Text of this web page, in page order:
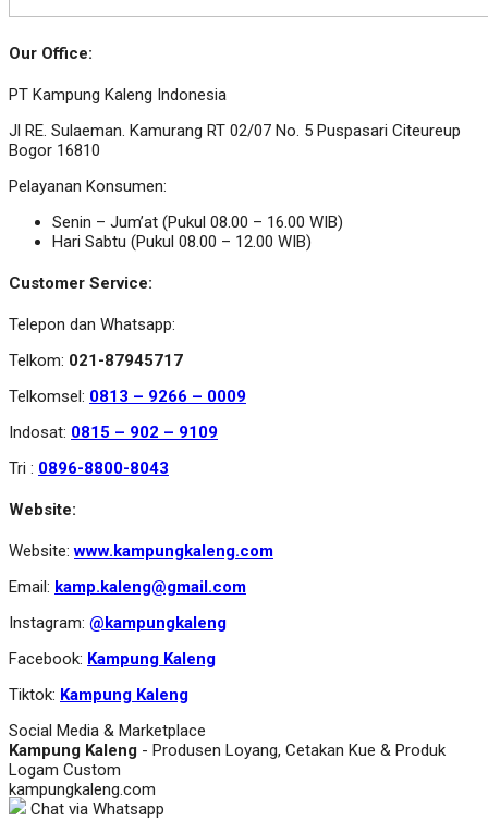
Our Office:
PT Kampung Kaleng Indonesia
Jl RE. Sulaeman. Kamurang RT 02/07 No. 5 Puspasari Citeureup
Bogor 16810
Pelayanan Konsumen:
Senin – Jum’at (Pukul 08.00 – 16.00 WIB)
Hari Sabtu (Pukul 08.00 – 12.00 WIB)
Customer Service:
Telepon dan Whatsapp:
Telkom: 021-87945717
Telkomsel: 0813 – 9266 – 0009
Indosat: 0815 – 902 – 9109
Tri : 0896-8800-8043
Website:
Website:www.kampungkaleng.com
Email: kamp.kaleng@gmail.com
Instagram: @kampungkaleng
Facebook: Kampung Kaleng
Tiktok: Kampung Kaleng
Social Media & Marketplace
Kampung Kaleng - Produsen Loyang, Cetakan Kue & Produk
Logam Custom
kampungkaleng.com
Chat via Whatsapp